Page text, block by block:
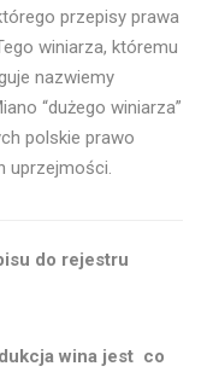
przepisy prawa
winiarza, któremu
nazwiemy
“dużego winiarza”
polskie prawo
uprzejmości.
do rejestru
wina jest co